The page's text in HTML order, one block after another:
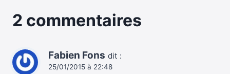
2 commentaires
Fabien Fons dit :
25/01/2015 à 22:48